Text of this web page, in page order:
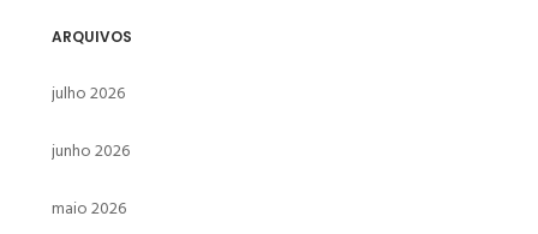
ARQUIVOS
julho 2026
junho 2026
maio 2026